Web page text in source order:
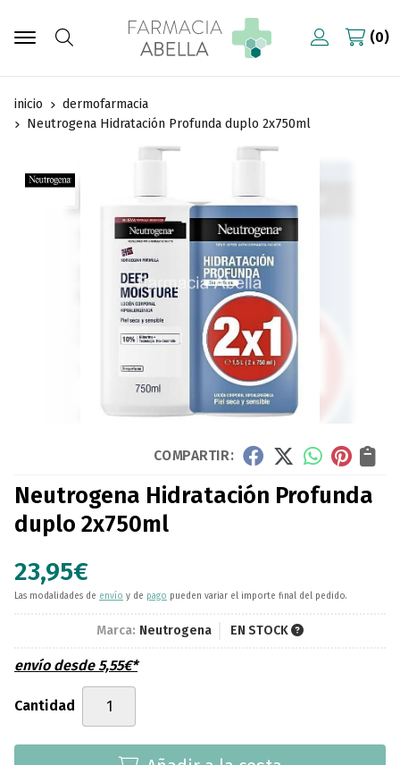
Buscar
0
inicio
dermofarmacia
Neutrogena Hidratación Profunda duplo 2x750ml
COMPARTIR:
Neutrogena Hidratación Profunda
duplo 2x750ml
23,95€
Las modalidades de envío y de pago pueden variar el importe final del pedido.
Marca: Neutrogena EN STOCK
envío desde5,55€*
Cantidad